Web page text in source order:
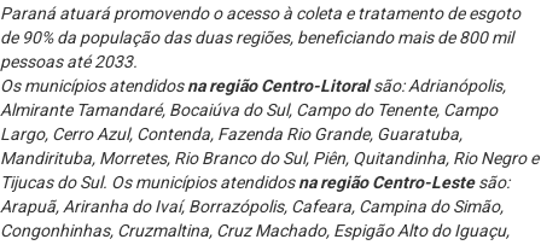
Paraná atuará promovendo o acesso à coleta e tratamento de esgoto
de 90% da população das duas regiões, beneficiando mais de 800 mil
pessoas até 2033.
Os municípios atendidosna região Centro-Litoralsão: Adrianópolis,
Almirante Tamandaré, Bocaiúva do Sul, Campo do Tenente, Campo
Largo, Cerro Azul, Contenda, Fazenda Rio Grande, Guaratuba,
Mandirituba, Morretes, Rio Branco do Sul, Piên, Quitandinha, Rio Negro e
Tijucas do Sul. Os municípios atendidosna região Centro-Lestesão:
Arapuã, Ariranha do Ivaí, Borrazópolis, Cafeara, Campina do Simão,
Congonhinhas, Cruzmaltina, Cruz Machado, Espigão Alto do Iguaçu,